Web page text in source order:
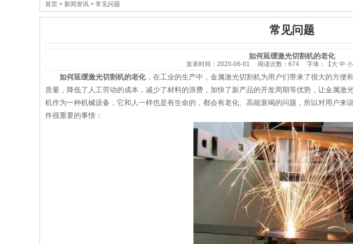
首页 > 新闻资讯 > 常见问题
常见问题
如何延缓激光切割机的老化
发表时间： 2020-06-01 阅读次数： 674 字体：【 大 中 小
如何延缓激光切割机的老化，在工业的生产中，金属激光切割机为用户们带来了很大的方便
质量，降低了人工劳动的成本，减少了材料的浪费，加快了新产品的开发周期等优势，让金属激
机作为一种机械设备，它和人一样也是有生命的，都会有老化、高能衰竭的问题，所以对用户来
件很重要的事情：